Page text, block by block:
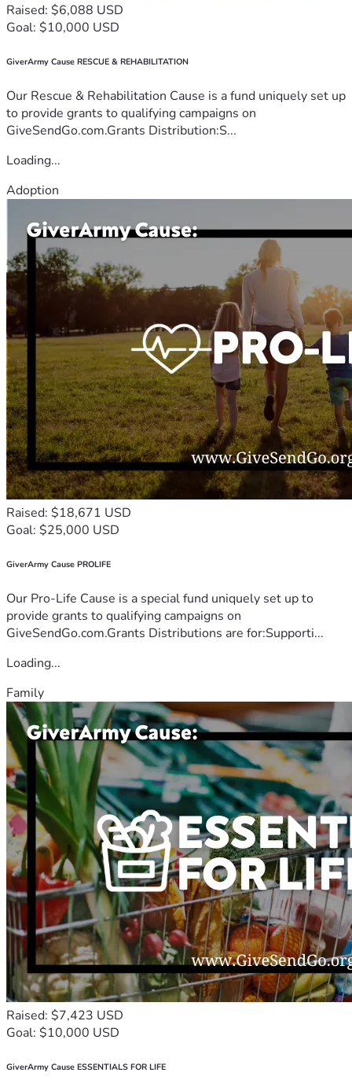
Raised: $6,088 USD
Goal: $10,000 USD
GiverArmy Cause RESCUE & REHABILITATION
Our Rescue & Rehabilitation Cause is a fund uniquely set up
to provide grants to qualifying campaigns on
GiveSendGo.com.Grants Distribution:S...
Loading...
Adoption
Raised: $18,671 USD
Goal: $25,000 USD
GiverArmy Cause PROLIFE
Our Pro-Life Cause is a special fund uniquely set up to
provide grants to qualifying campaigns on
GiveSendGo.com.Grants Distributions are for:Supporti...
Loading...
Family
Raised: $7,423 USD
Goal: $10,000 USD
GiverArmy Cause ESSENTIALS FOR LIFE